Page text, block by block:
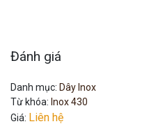
Đánh giá
Danh mục: Dây Inox
Từ khóa: Inox 430
Giá: Liên hệ